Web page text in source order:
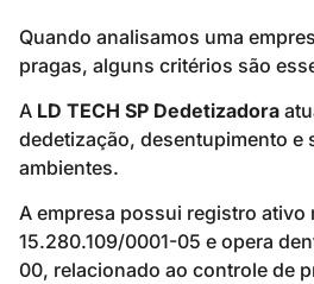
Quando analisamos uma
pragas, alguns critérios são
A LD TECH SP Dedetizadora
dedetização, desentupimento e
ambientes.
A empresa possui registro ativo
15.280.109/0001-05 e opera
00, relacionado ao controle de